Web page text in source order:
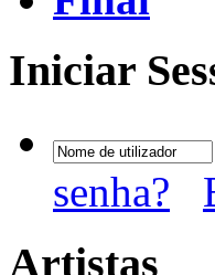
Iniciar
senha?
Artistas